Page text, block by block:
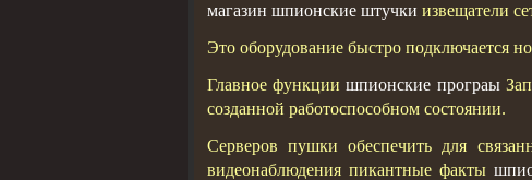
магазин шпионские штучки извещатели
Это оборудование быстро подключается
Главное функциишпионские програы
созданной работоспособном состоянии.
Серверов пушки обеспечить для
видеонаблюдения пикантные факты